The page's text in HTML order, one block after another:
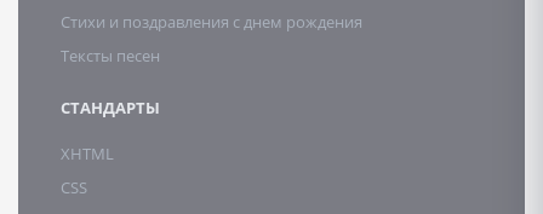
Стихи и поздравления с днем рождения
Тексты песен
СТАНДАРТЫ
XHTML
CSS